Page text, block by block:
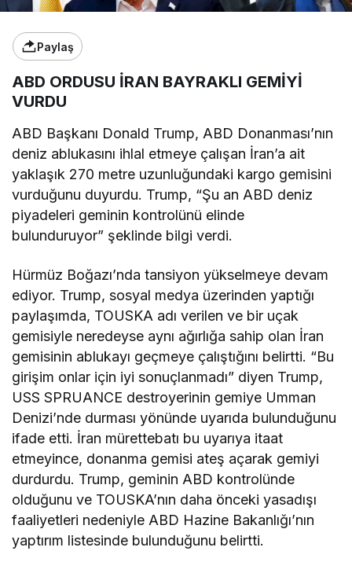
Paylaş
ABD ORDUSU İRAN BAYRAKLI GEMİYİ
VURDU
ABD Başkanı Donald Trump, ABD Donanması’nın
deniz ablukasını ihlal etmeye çalışan İran’a ait
yaklaşık 270 metre uzunluğundaki kargo gemisini
vurduğunu duyurdu. Trump, “Şu an ABD deniz
piyadeleri geminin kontrolünü elinde
bulunduruyor” şeklinde bilgi verdi.
Hürmüz Boğazı’nda tansiyon yükselmeye devam
ediyor. Trump, sosyal medya üzerinden yaptığı
paylaşımda, TOUSKA adı verilen ve bir uçak
gemisiyle neredeyse aynı ağırlığa sahip olan İran
gemisinin ablukayı geçmeye çalıştığını belirtti. “Bu
girişim onlar için iyi sonuçlanmadı” diyen Trump,
USS SPRUANCE destroyerinin gemiye Umman
Denizi’nde durması yönünde uyarıda bulunduğunu
ifade etti. İran mürettebatı bu uyarıya itaat
etmeyince, donanma gemisi ateş açarak gemiyi
durdurdu. Trump, geminin ABD kontrolünde
olduğunu ve TOUSKA’nın daha önceki yasadışı
faaliyetleri nedeniyle ABD Hazine Bakanlığı’nın
yaptırım listesinde bulunduğunu belirtti.